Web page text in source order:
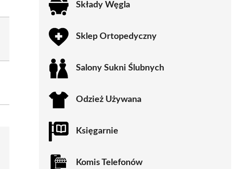
Składy Węgla
Sklep Ortopedyczny
Salony Sukni Ślubnych
Odzież Używana
Księgarnie
Komis Telefonów